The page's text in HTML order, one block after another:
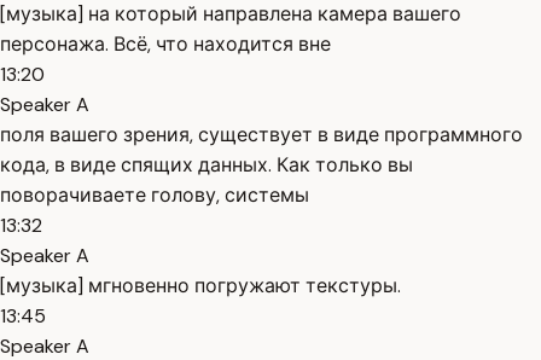
[музыка] на который направлена камера вашего
персонажа. Всё, что находится вне
13:20
Speaker A
поля вашего зрения, существует в виде программного
кода, в виде спящих данных. Как только вы
поворачиваете голову, системы
13:32
Speaker A
[музыка] мгновенно погружают текстуры.
13:45
Speaker A